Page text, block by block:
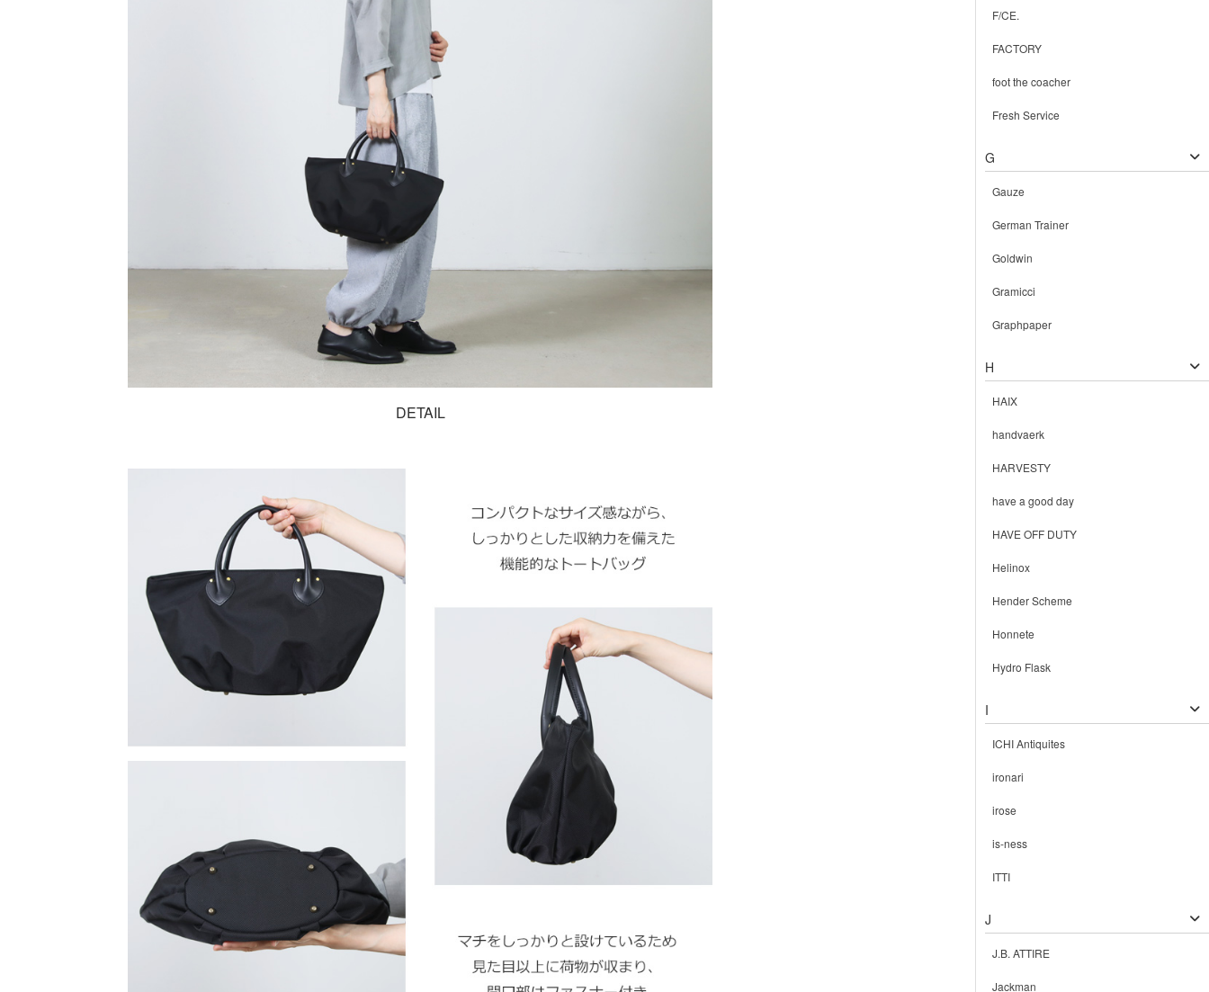
DETAIL
F/CE.
FACTORY
foot the coacher
Fresh Service
G
Gauze
German Trainer
Goldwin
Gramicci
Graphpaper
H
HAIX
handvaerk
HARVESTY
have a good day
HAVE OFF DUTY
Helinox
Hender Scheme
Honnete
Hydro Flask
I
ICHI Antiquites
ironari
irose
is-ness
ITTI
J
J.B. ATTIRE
Jackman